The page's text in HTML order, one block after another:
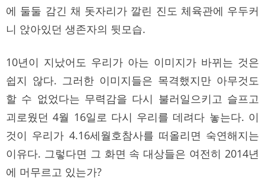
에 둘둘 감긴 채 돗자리가 깔린 진도 체육관에 우두커
니 앉아있던 생존자의 뒷모습.
10년이 지났어도 우리가 아는 이미지가 바뀌는 것은
쉽지 않다. 그러한 이미지들은 목격했지만 아무것도
할 수 없었다는 무력감을 다시 불러일으키고 슬프고
괴로웠던 4월 16일로 다시 우리를 데려다 놓는다. 이
것이 우리가 4.16세월호참사를 떠올리면 숙연해지는
이유다. 그렇다면 그 화면 속 대상들은 여전히 2014년
에 머무르고 있는가?